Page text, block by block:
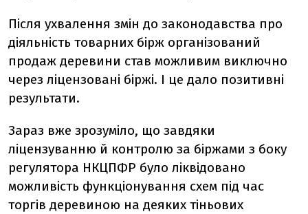
Після ухвалення змін до законодавства про
діяльність товарних бірж організований
продаж деревини став можливим виключно
через ліцензовані біржі. І це дало позитивні
результати.
Зараз вже зрозуміло, що завдяки
ліцензуванню й контролю за біржами з боку
регулятора НКЦПФР було ліквідовано
можливість функціонування схем під час
торгів деревиною на деяких тіньових